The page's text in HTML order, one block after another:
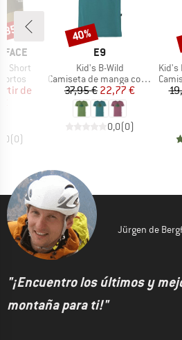
FACE
Short
reducido
de
(0)
MARCA
E9
Artículo
Kid's B-Wild
Product group
Camiseta de manga corta
Precio
37,95 € Precio reducido
22,77 €
0,0(0)
Descuento
40%
Kid's
Jürgen de
"¡Encuentro los últimos y
montaña para ti!"